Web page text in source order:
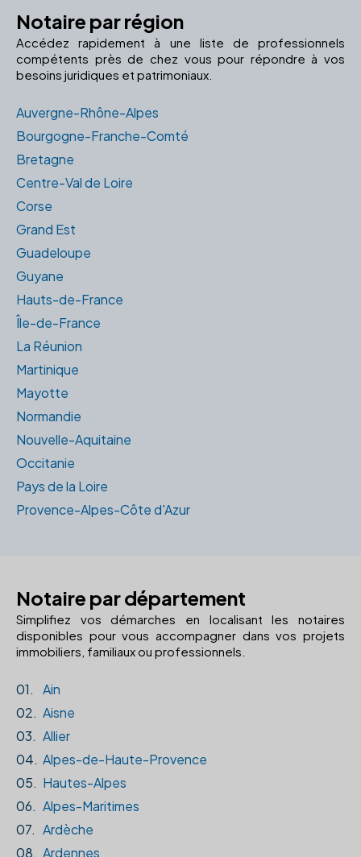
Notaire par région
Accédez rapidement à une liste de professionnels
compétents près de chez vous pour répondre à vos
besoins juridiques et patrimoniaux.
Auvergne-Rhône-Alpes
Bourgogne-Franche-Comté
Bretagne
Centre-Val de Loire
Corse
Grand Est
Guadeloupe
Guyane
Hauts-de-France
Île-de-France
La Réunion
Martinique
Mayotte
Normandie
Nouvelle-Aquitaine
Occitanie
Pays de la Loire
Provence-Alpes-Côte d'Azur
Notaire par département
Simplifiez vos démarches en localisant les notaires
disponibles pour vous accompagner dans vos projets
immobiliers, familiaux ou professionnels.
01.
Ain
02. Aisne
03. Allier
04. Alpes-de-Haute-Provence
05. Hautes-Alpes
06. Alpes-Maritimes
07. Ardèche
08. Ardennes